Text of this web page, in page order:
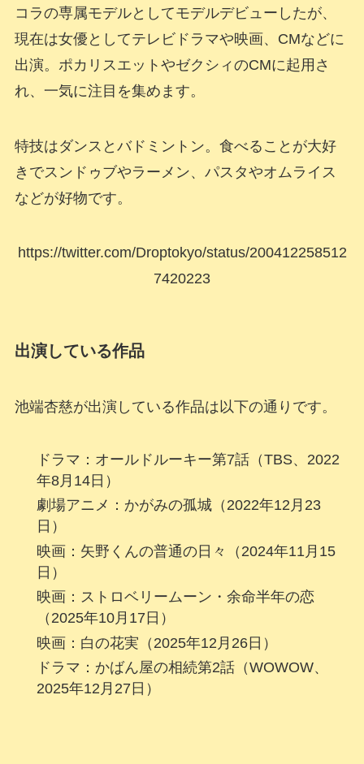
コラの専属モデルとしてモデルデビューしたが、
現在は女優としてテレビドラマや映画、CMなどに
出演。ポカリスエットやゼクシィのCMに起用さ
れ、一気に注目を集めます。
特技はダンスとバドミントン。食べることが大好
きでスンドゥブやラーメン、パスタやオムライス
などが好物です。
https://twitter.com/Droptokyo/status/200412258512
7420223
出演している作品
池端杏慈が出演している作品は以下の通りです。
ドラマ：オールドルーキー第7話（TBS、2022
年8月14日）
劇場アニメ：かがみの孤城（2022年12月23
日）
映画：矢野くんの普通の日々（2024年11月15
日）
映画：ストロベリームーン・余命半年の恋
（2025年10月17日）
映画：白の花実（2025年12月26日）
ドラマ：かばん屋の相続第2話（WOWOW、
2025年12月27日）